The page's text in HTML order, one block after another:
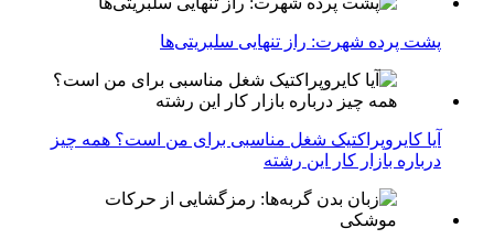
پشت پرده شهرت: راز تنهایی سلبریتی‌ها
آیا کایروپراکتیک شغل مناسبی برای من است؟ همه چیز
درباره بازار کار این رشته